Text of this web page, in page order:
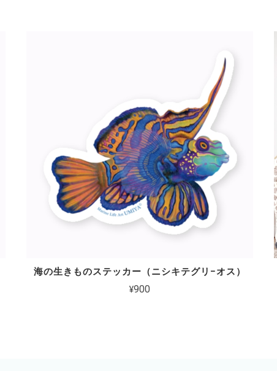
海の生きものステッカー（ニシキテグリ−オス）
¥900